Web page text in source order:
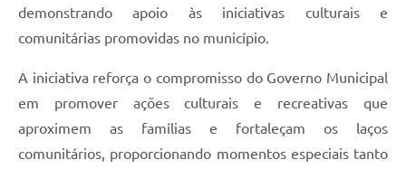
demonstrando apoio às iniciativas culturais e
comunitárias promovidas no município.
A iniciativa reforça o compromisso do Governo Municipal
em promover ações culturais e recreativas que
aproximem as famílias e fortaleçam os laços
comunitários, proporcionando momentos especiais tanto